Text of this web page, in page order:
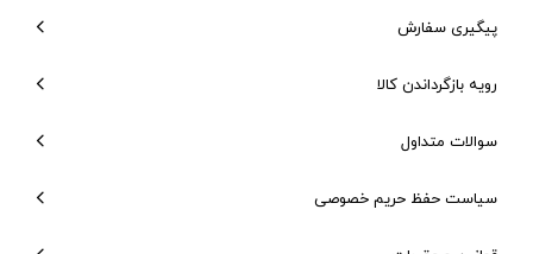
پیگیری سفارش
رویه بازگرداندن کالا
سوالات متداول
سیاست حفظ حریم خصوصی